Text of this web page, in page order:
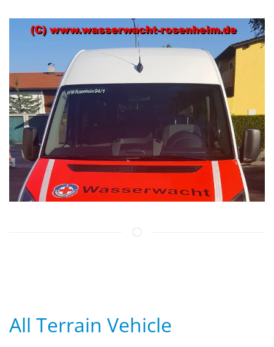
All Terrain Vehicle